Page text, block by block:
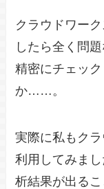
クラウドワー
したら全く問
精密にチェッ
か……。
実際に私もク
利用してみま
析結果が出る